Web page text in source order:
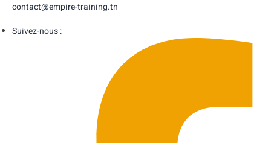
contact@empire-training.tn
Suivez-nous :